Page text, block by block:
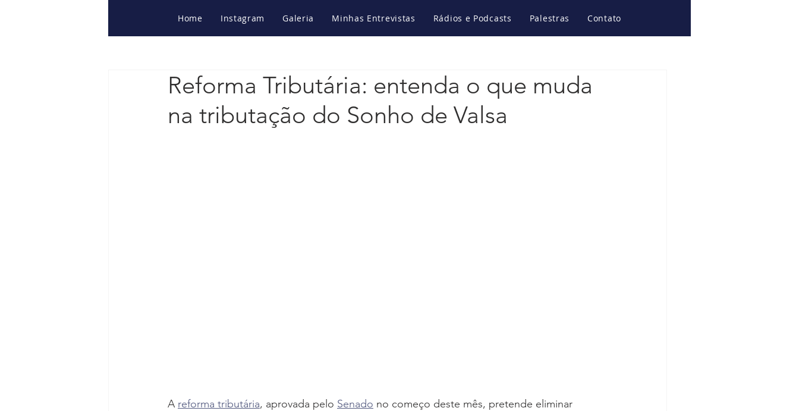
Home Instagram Galeria Minhas Entrevistas Rádios e Podcasts Palestras Contato
Reforma Tributária: entenda o que muda
na tributação do Sonho de Valsa
A reforma tributária, aprovada pelo Senado no começo deste mês, pretende eliminar